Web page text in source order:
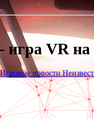
VR на
Игровые новости